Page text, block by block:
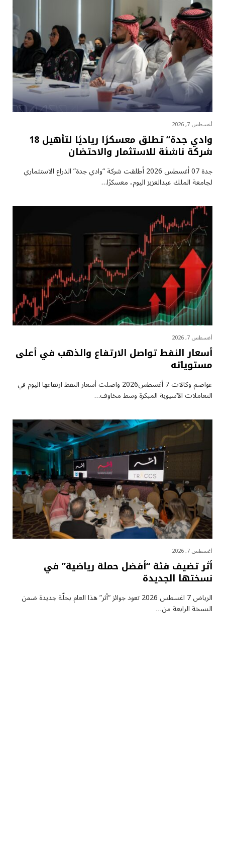
أغسطس 7, 2026
وادي جدة” تطلق معسكرًا رياديًا لتأهيل 18
شركة ناشئة للاستثمار والاحتضان
جدة 07 أغسطس 2026 أطلقت شركة “وادي جدة” الذراع الاستثماري
لجامعة الملك عبدالعزيز اليوم، معسكرًا…
أغسطس 7, 2026
أسعار النفط تواصل الارتفاع والذهب في أعلى
مستوياته
عواصم وكالات 7 أغسطس2026 واصلت أسعار ⁠النفط ارتفاعها اليوم في
التعاملات الآسيوية المبكرة وسط مخاوف…
أغسطس 7, 2026
أثر تضيف فئة “أفضل حملة رياضية” في
نسختها الجديدة
الرياض 7 اغسطس 2026 تعود جوائز “أثر” هذا العام بحلّة جديدة ضمن
النسخة الرابعة من…